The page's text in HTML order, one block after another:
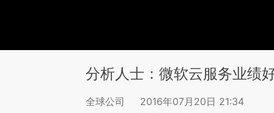
分析人士：微软云服务业绩
全球公司
2016年07月20日 21:34